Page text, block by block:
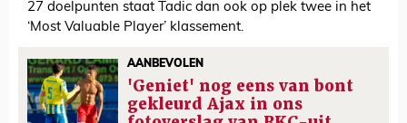
27 doelpunten staat Tadic dan ook op plek twee in het
‘Most Valuable Player’ klassement.
AANBEVOLEN
'Geniet' nog eens van bont
gekleurd Ajax in ons